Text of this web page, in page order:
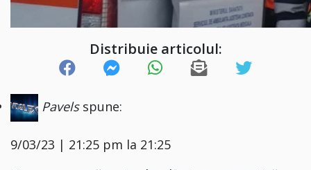
Distribuie articolul:
Pavels spune:
9/03/23 | 21:25 pm la 21:25